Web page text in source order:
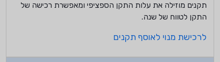
תקנים מוזילה את עלות התקן הספציפי ומאפשרת רכישה של
התקן לטווח של שנה.
לרכישת מנוי לאוסף תקנים